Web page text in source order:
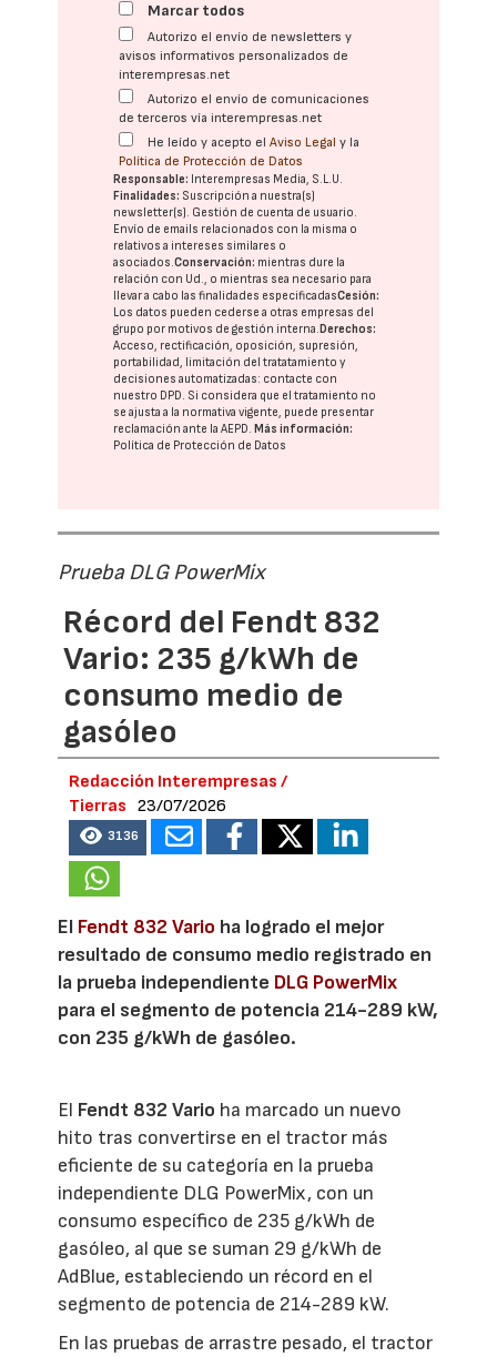
Marcar todos
Autorizo el envío de newsletters y
avisos informativos personalizados de
interempresas.net
Autorizo el envío de comunicaciones
de terceros vía interempresas.net
He leído y acepto elAviso Legal y la
Política de Protección de Datos
Responsable: Interempresas Media, S.L.U.
Finalidades: Suscripción a nuestra(s)
newsletter(s). Gestión de cuenta de usuario.
Envío de emails relacionados con la misma o
relativos a intereses similares o
asociados.Conservación: mientras dure la
relación con Ud., o mientras sea necesario para
llevar a cabo las finalidades especificadasCesión:
Los datos pueden cederse a otras empresas del
grupo por motivos de gestión interna.Derechos:
Acceso, rectificación, oposición, supresión,
portabilidad, limitación del tratatamiento y
decisiones automatizadas: contacte con
nuestro DPD. Si considera que el tratamiento no
se ajusta a la normativa vigente, puede presentar
reclamación ante laAEPD.Más información:
Política de Protección de Datos
Prueba DLG PowerMix
Récord del Fendt 832
Vario: 235 g/kWh de
consumo medio de
gasóleo
Redacción Interempresas /
Tierras
23/07/2026
3136
El Fendt 832 Vario ha logrado el mejor
resultado de consumo medio registrado en
la prueba independiente DLG PowerMix
para el segmento de potencia 214-289 kW,
con 235 g/kWh de gasóleo.
El Fendt 832 Vario ha marcado un nuevo
hito tras convertirse en el tractor más
eficiente de su categoría en la prueba
independiente DLG PowerMix, con un
consumo específico de 235 g/kWh de
gasóleo, al que se suman 29 g/kWh de
AdBlue, estableciendo un récord en el
segmento de potencia de 214-289 kW.
En las pruebas de arrastre pesado, el tractor